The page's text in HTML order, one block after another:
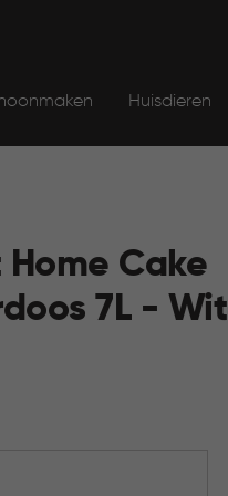
Huisdieren
Cake
7L - Wit